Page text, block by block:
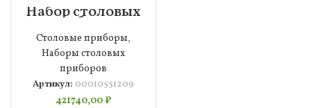
Набор столовых
приборов
Wilkens
Чиппендейл на 6
персон 24
предмета,
посеребрение,п/
к, 00010551209
Столовые приборы,
Наборы столовых
приборов
Артикул: 00010551209
421740,00₽